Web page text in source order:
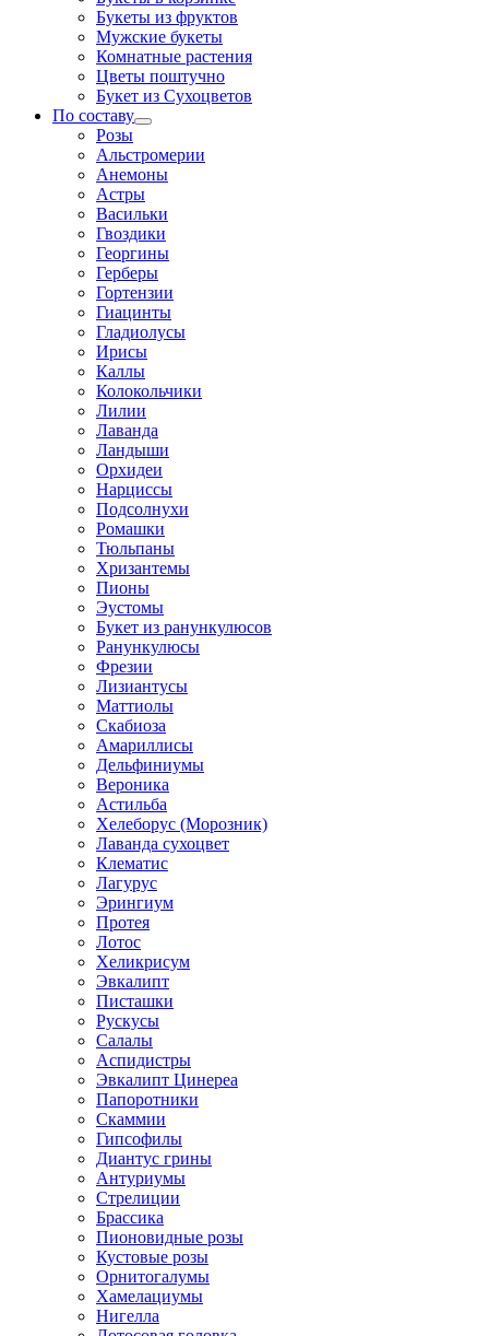
Букеты из фруктов
Мужские букеты
Комнатные растения
Цветы поштучно
Букет из Сухоцветов
По составу
Розы
Альстромерии
Анемоны
Астры
Васильки
Гвоздики
Георгины
Герберы
Гортензии
Гиацинты
Гладиолусы
Ирисы
Каллы
Колокольчики
Лилии
Лаванда
Ландыши
Орхидеи
Нарциссы
Подсолнухи
Ромашки
Тюльпаны
Хризантемы
Пионы
Эустомы
Букет из ранункулюсов
Ранункулюсы
Фрезии
Лизиантусы
Маттиолы
Скабиоза
Амариллисы
Дельфиниумы
Вероника
Астильба
Хелеборус (Морозник)
Лаванда сухоцвет
Клематис
Лагурус
Эрингиум
Протея
Лотос
Хеликрисум
Эвкалипт
Писташки
Рускусы
Салалы
Аспидистры
Эвкалипт Цинереа
Папоротники
Скаммии
Гипсофилы
Диантус грины
Антуриумы
Стрелиции
Брассика
Пионовидные розы
Кустовые розы
Орнитогалумы
Хамелациумы
Нигелла